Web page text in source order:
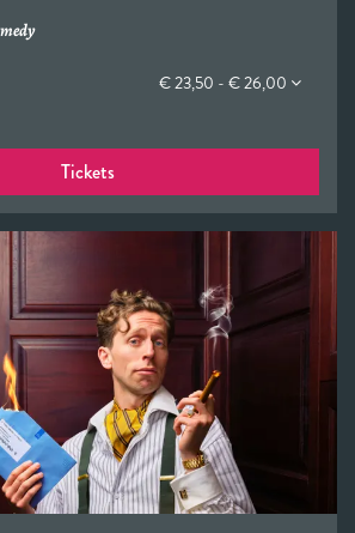
€ 23,50 - € 26,00
Tickets